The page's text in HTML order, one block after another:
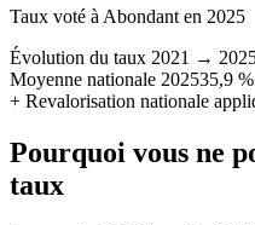
Taux voté à Abondant en 2025
Évolution du taux 2021 →
Moyenne nationale 202535,9 %
+ Revalorisation nationale
Pourquoi vous ne
taux